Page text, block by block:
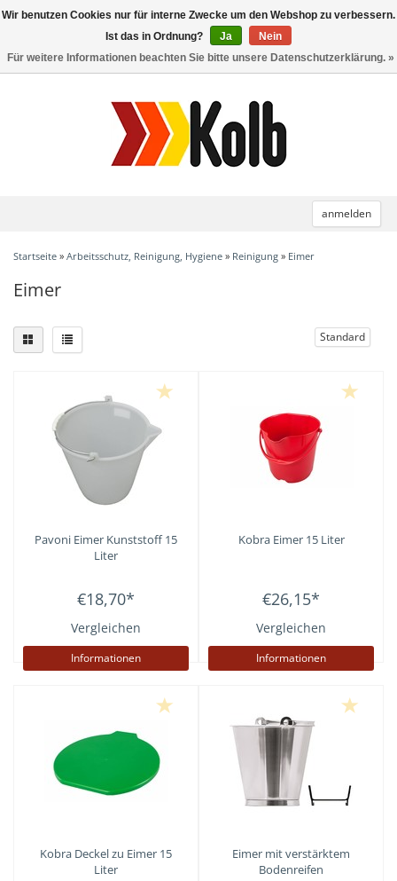
anmelden
Toggle
Startseite » Arbeitsschutz, Reinigung, Hygiene » Reinigung » Eimer
Eimer
Standard
Pavoni Eimer Kunststoff 15
Liter
€18,70*
Vergleichen
Informationen
KobraEimer 15 Liter
€26,15*
Vergleichen
Informationen
Kobra Deckel zu Eimer 15
Liter
Eimer mit verstärktem
Bodenreifen
Wir benutzen Cookies nur für interne Zwecke um den Webshop zu verbessern.
Ist das in Ordnung?
Ja
Nein
Für weitere Informationen beachten Sie bitte unsere Datenschutzerklärung. »